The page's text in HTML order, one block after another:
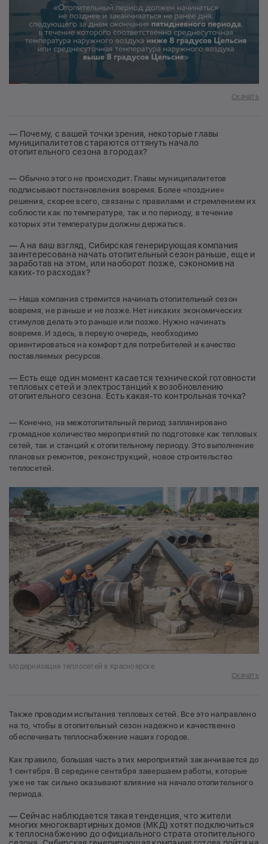
Скачать
— Почему, с вашей точки зрения, некоторые главы
муниципалитетов стараются оттянуть начало
отопительного сезона в городах?
— Обычно этого не происходит. Главы муниципалитетов
подписывают постановления вовремя. Более «поздние»
решения, скорее всего, связаны с правилами и стремлением их
соблюсти как по температуре, так и по периоду, в течение
которых эти температуры должны держаться.
— А на ваш взгляд, Сибирская генерирующая компания
заинтересована начать отопительный сезон раньше, еще и
заработав на этом, или наоборот позже, сэкономив на
каких-то расходах?
— Наша компания стремится начинать отопительный сезон
вовремя, не раньше и не позже. Нет никаких экономических
стимулов делать это раньше или позже. Нужно начинать
вовремя. И здесь, в первую очередь, необходимо
ориентироваться на комфорт для потребителей и качество
поставляемых ресурсов.
— Есть еще один момент касается технической готовности
тепловых сетей и электростанций к возобновлению
отопительного сезона. Есть какая-то контрольная точка?
— Конечно, на межотопительный период запланировано
громадное количество мероприятий по подготовке как тепловых
сетей, так и станций к отопительному периоду. Это выполнение
плановых ремонтов, реконструкций, новое строительство
теплосетей.
Модернизация теплосетей в Красноярске
Скачать
Также проводим испытания тепловых сетей. Все это направлено
на то, чтобы в отопительный сезон надежно и качественно
обеспечивать теплоснабжение наших городов.
Как правило, большая часть этих мероприятий заканчивается до
1 сентября. В середине сентября завершаем работы, которые
уже не так сильно оказывают влияние на начало отопительного
периода.
— Сейчас наблюдается такая тенденция, что жители
многих многоквартирных домов (МКД) хотят подключиться
к теплоснабжению до официального страта отопительного